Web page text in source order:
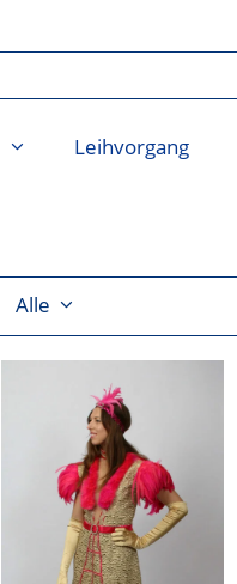
Leihvorgang
Alle